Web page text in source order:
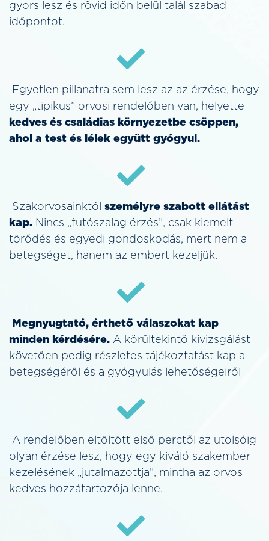
gyors lesz és rövid időn belül talál szabad
időpontot.
Egyetlen pillanatra sem lesz az az érzése, hogy
egy „tipikus” orvosi rendelőben van, helyette
kedves és családias környezetbe csöppen,
ahol a test és lélek együtt gyógyul.
Szakorvosainktól személyre szabott ellátást
kap. Nincs „futószalag érzés”, csak kiemelt
törődés és egyedi gondoskodás, mert nem a
betegséget, hanem az embert kezeljük.
Megnyugtató, érthető válaszokat kap
minden kérdésére. A körültekintő kivizsgálást
követően pedig részletes tájékoztatást kap a
betegségéről és a gyógyulás lehetőségeiről
A rendelőben eltöltött első perctől az utolsóig
olyan érzése lesz, hogy egy kiváló szakember
kezelésének „jutalmazottja”, mintha az orvos
kedves hozzátartozója lenne.